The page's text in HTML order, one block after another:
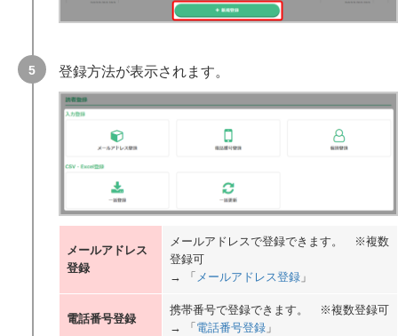
登録方法が表示されます。
メールアドレス
登録
メールアドレスで登録できます。 ※複数
登録可
→ 「 メールアドレス登録 」
電話番号登録
携帯番号で登録できます。 ※複数登録可
→ 「 電話番号登録 」